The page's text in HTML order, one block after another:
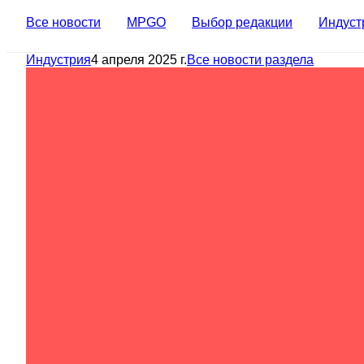
Все новости MPGO Выбор редакции
Индустрия4 апреля 2025 г.Все новости раздела